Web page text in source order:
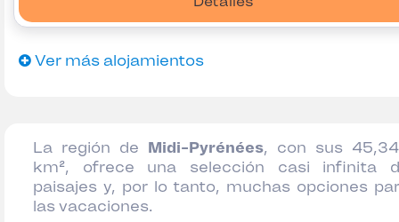
Ver más alojamientos
La región de Midi-Pyrénées, con sus
km², ofrece una selección casi infinita
paisajes y, por lo tanto, muchas opciones
las vacaciones.